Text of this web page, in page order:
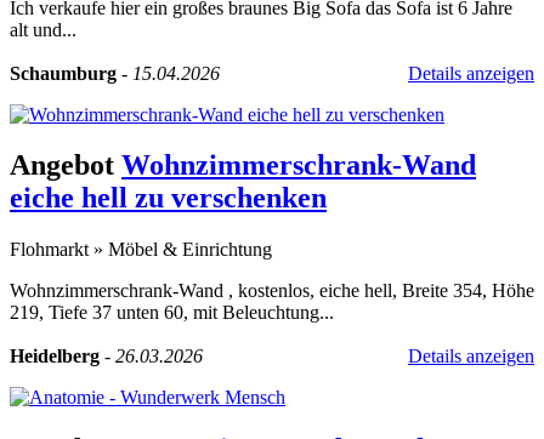
Ich verkaufe hier ein großes braunes Big Sofa das Sofa ist 6 Jahre
alt und...
Schaumburg - 15.04.2026 Details anzeigen
Angebot Wohnzimmerschrank-Wand
eiche hell zu verschenken
Flohmarkt » Möbel & Einrichtung
Wohnzimmerschrank-Wand , kostenlos, eiche hell, Breite 354, Höhe
219, Tiefe 37 unten 60, mit Beleuchtung...
Heidelberg - 26.03.2026 Details anzeigen